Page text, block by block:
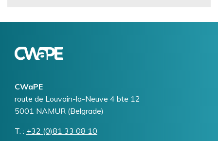
CWaPE
Addresse
route de Louvain-la-Neuve 4 bte 12
5001 NAMUR (Belgrade)
T. Téléphone
+32 (0)81 33 08 10